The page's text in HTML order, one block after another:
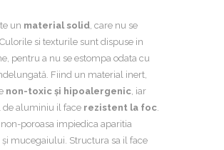
un material solid, care nu se
si texturile sunt dispuse in
pentru a nu se estompa odata cu
Fiind un material inert,
non-toxic și hipoalergenic, iar
de aluminiu il face rezistent la foc.
poroasa impiedica aparitia
şi mucegaiului. Structura sa il face